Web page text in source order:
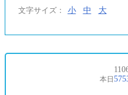
文字サイズ： 小 中 大